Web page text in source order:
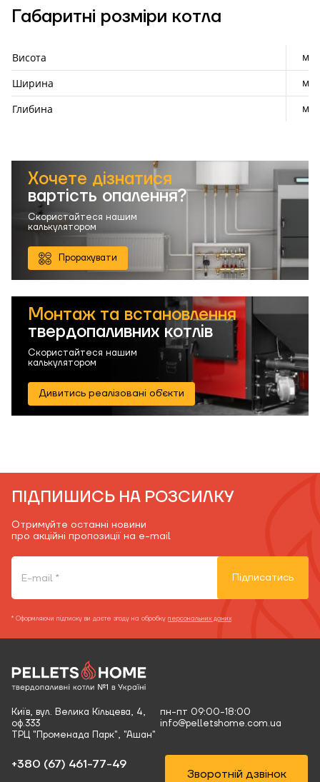
Габаритні розміри котла
Висота
мм
Ширина
мм
Глибина
мм
Хочете дізнатися
вартість опалення?
Скористайтеся нашим
калькулятором
Прорахувати
Монтаж та встановлення
твердопаливних котлів
Скористайтеся нашим
калькулятором
Дивитись реалізовані об'єкти
ПІДПИШИСЬ НА РОЗСИЛКУ
Отримуйте останні новини
про акційні пропозиції на e-mail
Підписатись
* Оформляючи підписку ви даєте згоду на обробку персональних даних
Київ, вул. Велика Кільцева, 4,
оф.333
ТРЦ "Променада Парк", "Ашан"
пн-пт 09:00-18:00
info@pelletshome.com.ua
+380 (67) 461-77-49‬
Зворотній дзвінок